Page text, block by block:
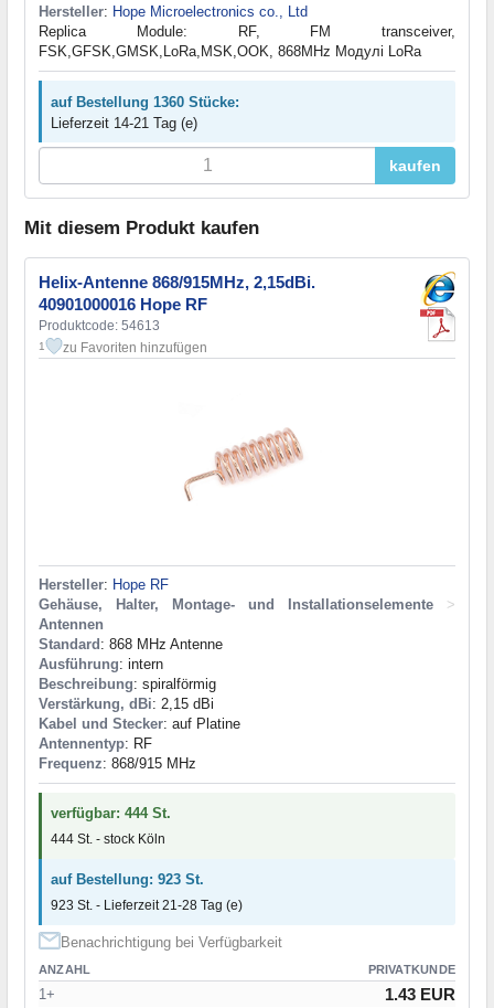
Hersteller: Hope Microelectronics co., Ltd
Replica Module: RF, FM transceiver,
FSK,GFSK,GMSK,LoRa,MSK,OOK, 868MHz Модулі LoRa
auf Bestellung 1360 Stücke:
Lieferzeit 14-21 Tag (e)
kaufen
Mit diesem Produkt kaufen
Helix-Antenne 868/915MHz, 2,15dBi.
40901000016 Hope RF
Produktcode: 54613
1 zu Favoriten hinzufügen
Hersteller: Hope RF
Gehäuse, Halter, Montage- und Installationselemente
>
Antennen
Standard: 868 MHz Antenne
Ausführung: intern
Beschreibung: spiralförmig
Verstärkung, dBi: 2,15 dBi
Kabel und Stecker: auf Platine
Antennentyp: RF
Frequenz: 868/915 MHz
verfügbar: 444 St.
444 St. - stock Köln
auf Bestellung: 923 St.
923 St. - Lieferzeit 21-28 Tag (e)
Benachrichtigung bei Verfügbarkeit
ANZAHL PRIVATKUNDE
1+ 1.43 EUR